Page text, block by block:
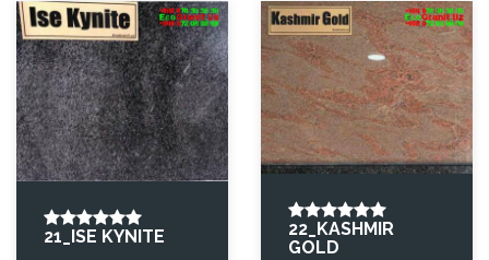
21_ISE KYNITE
22_KASHMIR
GOLD